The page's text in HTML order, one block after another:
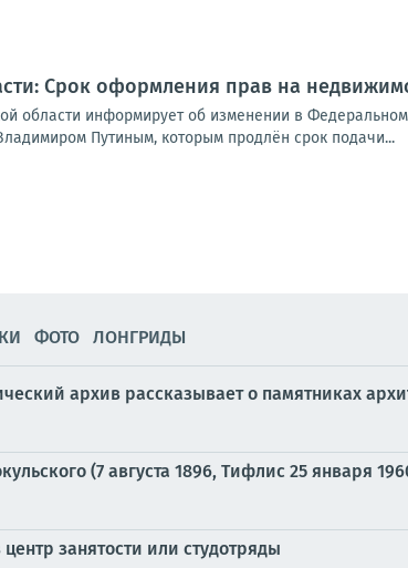
Срок оформления прав на
области информирует об изменении в
Путиным, которым продлён срок подачи...
ФОТО ЛОНГРИДЫ
архив рассказывает о памятниках
(7 августа 1896, Тифлис 25 января
занятости или студотряды